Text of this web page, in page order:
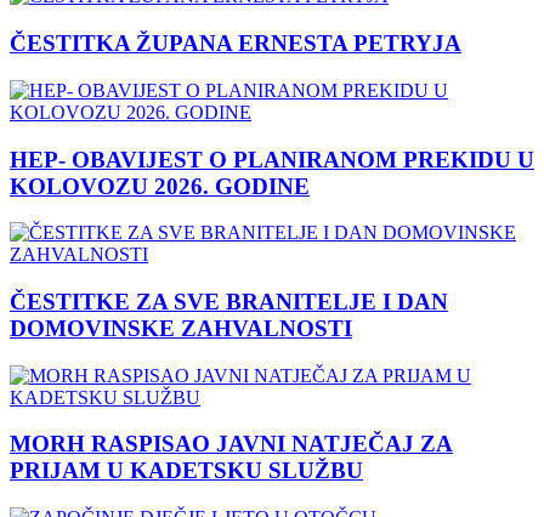
ČESTITKA ŽUPANA ERNESTA PETRYJA
HEP- OBAVIJEST O PLANIRANOM PREKIDU U
KOLOVOZU 2026. GODINE
ČESTITKE ZA SVE BRANITELJE I DAN
DOMOVINSKE ZAHVALNOSTI
MORH RASPISAO JAVNI NATJEČAJ ZA
PRIJAM U KADETSKU SLUŽBU